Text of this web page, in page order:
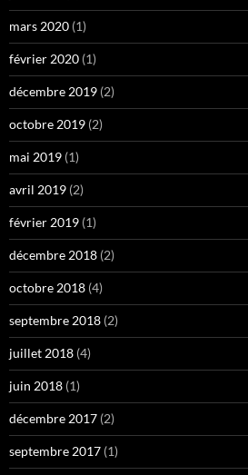
mars 2020 (1)
février 2020 (1)
décembre 2019 (2)
octobre 2019 (2)
mai 2019 (1)
avril 2019 (2)
février 2019 (1)
décembre 2018 (2)
octobre 2018 (4)
septembre 2018 (2)
juillet 2018 (4)
juin 2018 (1)
décembre 2017 (2)
septembre 2017 (1)